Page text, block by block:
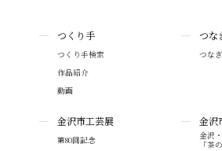
つくり手
つくり手検索
作品紹介
動画
つな
つな
金沢市工芸展
第80回記念
金沢
金沢
「茶